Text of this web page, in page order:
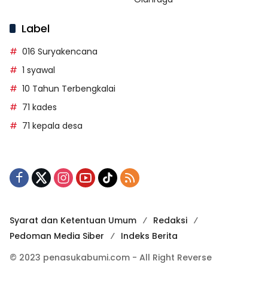
Label
016 Suryakencana
1 syawal
10 Tahun Terbengkalai
71 kades
71 kepala desa
Syarat dan Ketentuan Umum
Redaksi
Pedoman Media Siber
Indeks Berita
© 2023 penasukabumi.com - All Right Reverse